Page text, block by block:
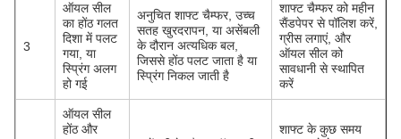
3
ऑयल सील
का होंठ गलत
दिशा में पलट
गया, या
स्प्रिंग अलग
हो गई
अनुचित शाफ्ट चैम्फर, उच्च
सतह खुरदरापन, या असेंबली
के दौरान अत्यधिक बल,
जिससे होंठ पलट जाता है या
स्प्रिंग निकल जाती है
शाफ्ट चैम्फर को महीन
सैंडपेपर से पॉलिश करें,
ग्रीस लगाएं, और
ऑयल सील को
सावधानी से स्थापित
करें
ऑयल सील
होंठ और
शाफ्ट के कुछ समय